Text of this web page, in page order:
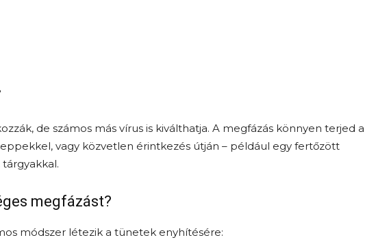
de számos más vírus is kiválthatja. A megfázás könnyen terjed a
vagy közvetlen érintkezés útján – például egy fertőzött
megfázást?
módszer létezik a tünetek enyhítésére: